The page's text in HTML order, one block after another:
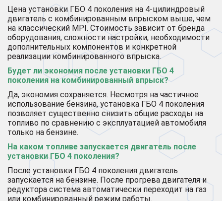
Цена установки ГБО 4 поколения на 4-цилиндровый
двигатель с комбинированным впрыском выше, чем
на классический MPI. Стоимость зависит от бренда
оборудования, сложности настройки, необходимости
дополнительных компонентов и конкретной
реализации комбинированного впрыска.
Будет ли экономия после установки ГБО 4
поколения на комбинированный впрыск?
Да, экономия сохраняется. Несмотря на частичное
использование бензина, установка ГБО 4 поколения
позволяет существенно снизить общие расходы на
топливо по сравнению с эксплуатацией автомобиля
только на бензине.
На каком топливе запускается двигатель после
установки ГБО 4 поколения?
После установки ГБО 4 поколения двигатель
запускается на бензине. После прогрева двигателя и
редуктора система автоматически переходит на газ
или комбинированный режим работы.